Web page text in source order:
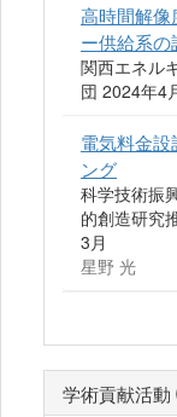
高時間解
ー供給系
関西エネル
団 2024年4
電気料金設
ング
科学技術振
的創造研究
3月
星野 光
学術貢献活動